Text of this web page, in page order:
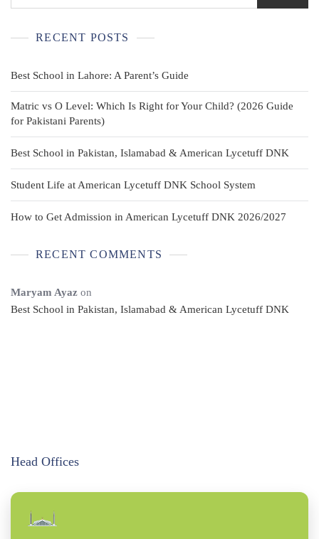
RECENT POSTS
Best School in Lahore: A Parent’s Guide
Matric vs O Level: Which Is Right for Your Child? (2026 Guide
for Pakistani Parents)
Best School in Pakistan, Islamabad & American Lycetuff DNK
Student Life at American Lycetuff DNK School System
How to Get Admission in American Lycetuff DNK 2026/2027
RECENT COMMENTS
Maryam Ayaz on
Best School in Pakistan, Islamabad & American Lycetuff DNK
Head Offices